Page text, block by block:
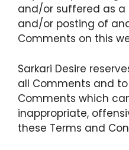
and/or suffered as a
and/or posting of
Comments on this
Sarkari Desire
all Comments and
Comments which
inappropriate,
these Terms and